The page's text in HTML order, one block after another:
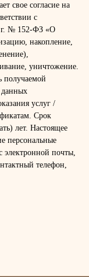
свое согласие на
с
г. № 152-ФЗ «О
накопление,
уничтожение.
получаемой
услуг /
Срок
лет. Настоящее
персональные
электронной почты,
телефон,